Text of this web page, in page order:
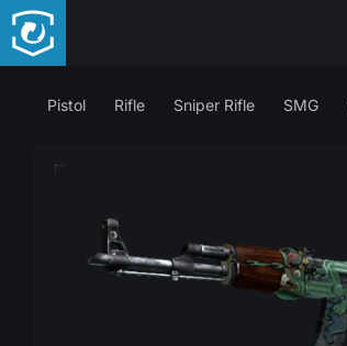
Pistol Rifle Sniper Rifle SMG